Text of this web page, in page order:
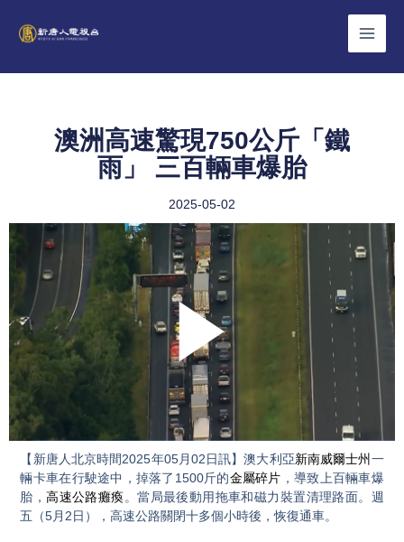
澳洲高速驚現750公斤「鐵
雨」 三百輛車爆胎
2025-05-02
Play
Video
【新唐人北京時間2025年05月02日訊】澳大利亞新南威爾士州 一
輛卡車在行駛途中，掉落了1500斤的金屬碎片 ，導致上百輛車爆
胎，高速公路癱瘓。當局最後動用拖車和磁力裝置清理路面。週
五（5月2日），高速公路關閉十多個小時後，恢復通車。